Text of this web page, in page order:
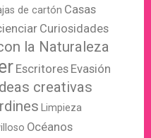
de cartón Casas
Curiosidades
la Naturaleza
Escritores Evasión
creativas
Limpieza
Océanos